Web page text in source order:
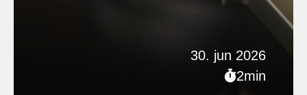
30. jun 2026
2min